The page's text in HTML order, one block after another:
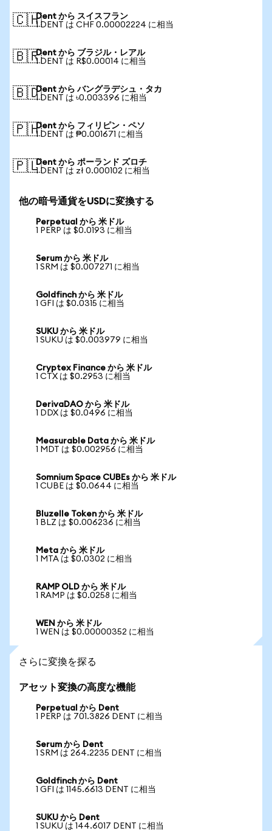
🇨🇭Dent から スイスフラン
1 DENT は CHF 0.00002224 に相当
🇧🇷Dent から ブラジル・レアル
1 DENT は R$0.00014 に相当
🇧🇩Dent から バングラデシュ・タカ
1 DENT は ৳0.003396 に相当
🇵🇭Dent から フィリピン・ペソ
1 DENT は ₱0.001671 に相当
🇵🇱Dent から ポーランド ズロチ
1 DENT は zł 0.000102 に相当
他の暗号通貨をUSDに変換する
Perpetual から 米ドル
1 PERP は $0.0193 に相当
Serum から 米ドル
1 SRM は $0.007271 に相当
Goldfinch から 米ドル
1 GFI は $0.0315 に相当
SUKU から 米ドル
1 SUKU は $0.003979 に相当
Cryptex Finance から 米ドル
1 CTX は $0.2953 に相当
DerivaDAO から 米ドル
1 DDX は $0.0496 に相当
Measurable Data から 米ドル
1 MDT は $0.002956 に相当
Somnium Space CUBEs から 米ドル
1 CUBE は $0.0644 に相当
Bluzelle Token から 米ドル
1 BLZ は $0.006236 に相当
Meta から 米ドル
1 MTA は $0.0302 に相当
RAMP OLD から 米ドル
1 RAMP は $0.0258 に相当
WEN から 米ドル
1 WEN は $0.00000352 に相当
さらに変換を探る
アセット変換の高度な機能
Perpetual から Dent
1 PERP は 701.3826 DENT に相当
Serum から Dent
1 SRM は 264.2235 DENT に相当
Goldfinch から Dent
1 GFI は 1145.6613 DENT に相当
SUKU から Dent
1 SUKU は 144.6017 DENT に相当